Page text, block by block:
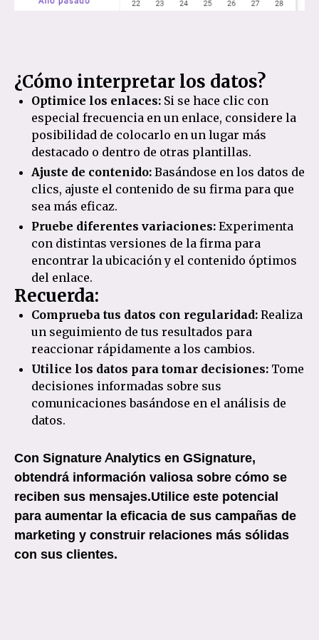
¿Cómo interpretar los datos?
Optimice los enlaces: Si se hace clic con
especial frecuencia en un enlace, considere la
posibilidad de colocarlo en un lugar más
destacado o dentro de otras plantillas.
Ajuste de contenido: Basándose en los datos de
clics, ajuste el contenido de su firma para que
sea más eficaz.
Pruebe diferentes variaciones: Experimenta
con distintas versiones de la firma para
encontrar la ubicación y el contenido óptimos
del enlace.
Recuerda:
Comprueba tus datos con regularidad: Realiza
un seguimiento de tus resultados para
reaccionar rápidamente a los cambios.
Utilice los datos para tomar decisiones: Tome
decisiones informadas sobre sus
comunicaciones basándose en el análisis de
datos.
Con Signature Analytics en GSignature,
obtendrá información valiosa sobre cómo se
reciben sus mensajes.Utilice este potencial
para aumentar la eficacia de sus campañas de
marketing y construir relaciones más sólidas
con sus clientes.